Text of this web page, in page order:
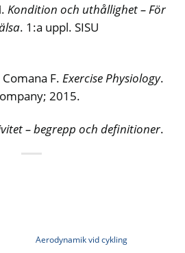
Kondition och uthållighet – För
. 1:a uppl. SISU
F. Exercise Physiology.
2015.
– begrepp och definitioner.
Aerodynamik vid cykling